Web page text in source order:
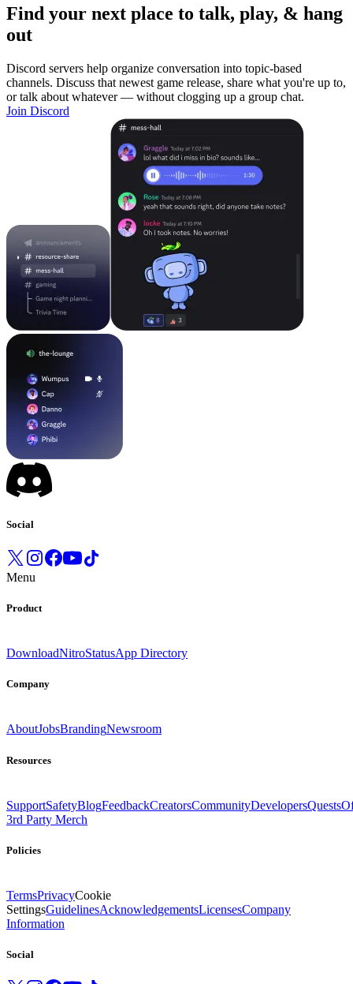
Find your next place to talk, play, & hang
out
Discord servers help organize conversation into topic-based
channels. Discuss that newest game release, share what you're up to,
or talk about whatever — without clogging up a group chat.
Join Discord
Social
Menu
Product
DownloadNitroStatusApp Directory
Company
AboutJobsBrandingNewsroom
Resources
SupportSafetyBlogFeedbackCreatorsCommunityDevelopersQuests
3rd Party Merch
Policies
TermsPrivacyCookie
SettingsGuidelinesAcknowledgementsLicensesCompany
Information
Social